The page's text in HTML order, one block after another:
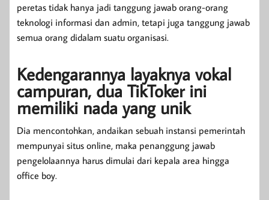
peretas tidak hanya jadi tanggung jawab orang-orang
teknologi informasi dan admin, tetapi juga tanggung jawab
semua orang didalam suatu organisasi.
Kedengarannya layaknya vokal
campuran, dua TikToker ini
memiliki nada yang unik
Dia mencontohkan, andaikan sebuah instansi pemerintah
mempunyai situs online, maka penanggung jawab
pengelolaannya harus dimulai dari kepala area hingga
office boy.